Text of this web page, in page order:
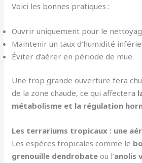
Voici les bonnes pratiques :
Ouvrir uniquement pour le
Maintenir un taux d’humidité
Éviter d’aérer en période de mue
Une trop grande ouverture fera
de la zone chaude, ce qui affectera
métabolisme et la régulation
Les terrariums tropicaux : une
Les espèces tropicales comme le
grenouille dendrobate ou l’anolis